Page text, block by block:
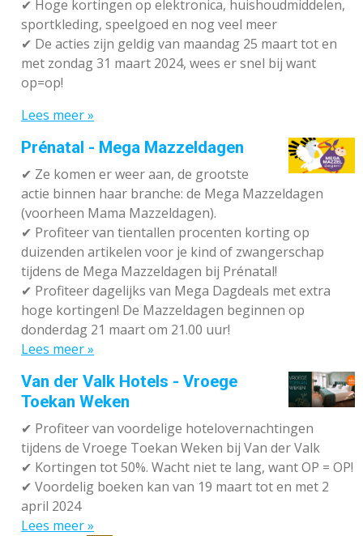
✔ Hoge kortingen op elektronica, huishoudmiddelen,
sportkleding, speelgoed en nog veel meer
✔ De acties zijn geldig van maandag 25 maart tot en
met zondag 31 maart 2024, wees er snel bij want
op=op!
Lees meer »
Prénatal - Mega Mazzeldagen
✔ Ze komen er weer aan, de grootste
actie binnen haar branche: de Mega Mazzeldagen
(voorheen Mama Mazzeldagen).
✔ Profiteer van tientallen procenten korting op
duizenden artikelen voor je kind of zwangerschap
tijdens de Mega Mazzeldagen bij Prénatal!
✔ Profiteer dagelijks van Mega Dagdeals met extra
hoge kortingen! De Mazzeldagen beginnen op
donderdag 21 maart om 21.00 uur!
Lees meer »
Van der Valk Hotels - Vroege
Toekan Weken
✔ Profiteer van voordelige hotelovernachtingen
tijdens de Vroege Toekan Weken bij Van der Valk
✔ Kortingen tot 50%. Wacht niet te lang, want OP = OP!
✔ Voordelig boeken kan van 19 maart tot en met 2
april 2024
Lees meer »